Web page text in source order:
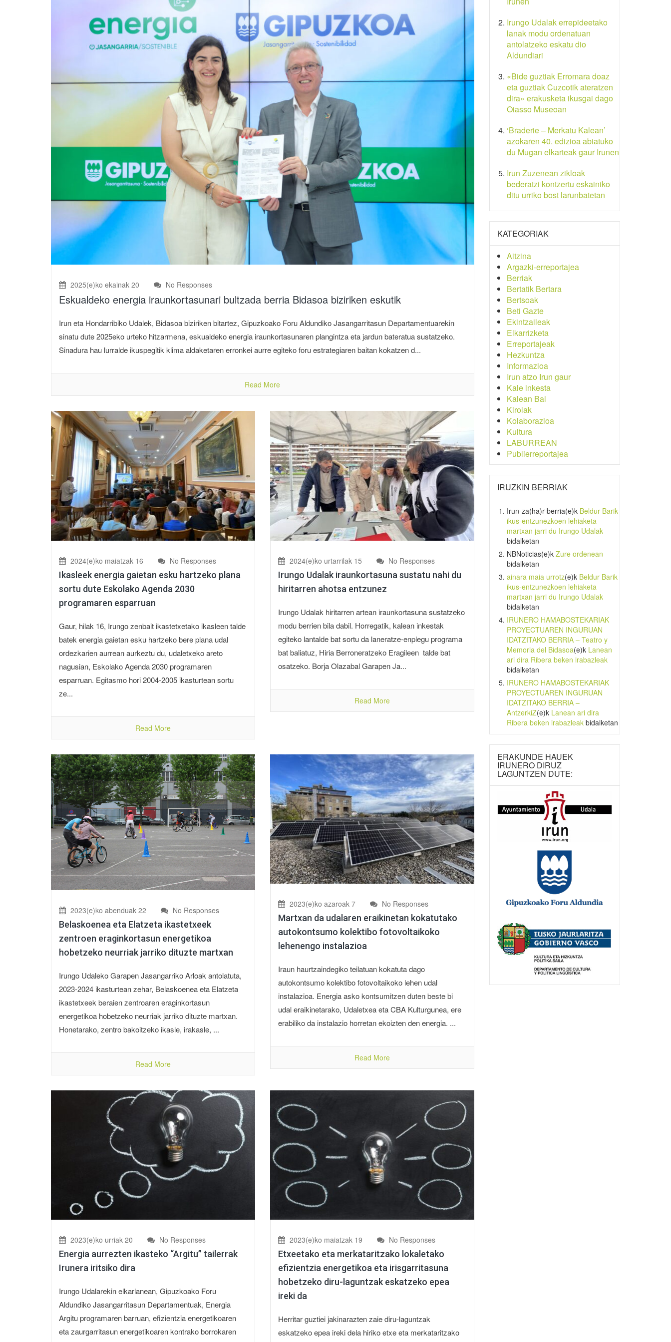
2025(e)ko ekainak 20 No Responses
Eskualdeko energia iraunkortasunari bultzada berria Bidasoa biziriken eskutik
Irun eta Hondarribiko Udalek, Bidasoa biziriken bitartez, Gipuzkoako Foru Aldundiko Jasangarritasun Departamentuarekin
sinatu dute 2025eko urteko hitzarmena, eskualdeko energia iraunkortasunaren plangintza eta jardun bateratua sustatzeko.
Sinadura hau lurralde ikuspegitik klima aldaketaren erronkei aurre egiteko foru estrategiaren baitan kokatzen d...
Read More
2024(e)ko maiatzak 16 No Responses
Ikasleek energia gaietan esku hartzeko plana
sortu dute Eskolako Agenda 2030
programaren esparruan
Gaur, hilak 16, Irungo zenbait ikastetxetako ikasleen talde
batek energia gaietan esku hartzeko bere plana udal
ordezkarien aurrean aurkeztu du, udaletxeko areto
nagusian, Eskolako Agenda 2030 programaren
esparruan. Egitasmo hori 2004-2005 ikasturtean sortu
ze...
Read More
2024(e)ko urtarrilak 15 No Responses
Irungo Udalak iraunkortasuna sustatu nahi du
hiritarren ahotsa entzunez
Irungo Udalak hiritarren artean iraunkortasuna sustatzeko
modu berrien bila dabil. Horregatik, kalean inkestak
egiteko lantalde bat sortu da laneratze-enplegu programa
bat baliatuz, Hiria Berroneratzeko Eragileen talde bat
osatzeko. Borja Olazabal Garapen Ja...
Read More
2023(e)ko abenduak 22 No Responses
Belaskoenea eta Elatzeta ikastetxeek
zentroen eraginkortasun energetikoa
hobetzeko neurriak jarriko dituzte martxan
Irungo Udaleko Garapen Jasangarriko Arloak antolatuta,
2023-2024 ikasturtean zehar, Belaskoenea eta Elatzeta
ikastetxeek beraien zentroaren eraginkortasun
energetikoa hobetzeko neurriak jarriko dituzte martxan.
Honetarako, zentro bakoitzeko ikasle, irakasle, ...
Read More
2023(e)ko azaroak 7 No Responses
Martxan da udalaren eraikinetan kokatutako
autokontsumo kolektibo fotovoltaikoko
lehenengo instalazioa
Iraun haurtzaindegiko teilatuan kokatuta dago
autokontsumo kolektibo fotovoltaikoko lehen udal
instalazioa. Energia asko kontsumitzen duten beste bi
udal eraikinetarako, Udaletxea eta CBA Kulturgunea, ere
erabiliko da instalazio horretan ekoizten den energia. ...
Read More
2023(e)ko urriak 20 No Responses
Energia aurrezten ikasteko “Argitu” tailerrak
Irunera iritsiko dira
Irungo Udalarekin elkarlanean, Gipuzkoako Foru
Aldundiko Jasangarritasun Departamentuak, Energia
Argitu programaren barruan, efizientzia energetikoaren
eta zaurgarritasun energetikoaren kontrako borrokaren
2023(e)ko maiatzak 19 No Responses
Etxeetako eta merkataritzako lokaletako
efizientzia energetikoa eta irisgarritasuna
hobetzeko diru-laguntzak eskatzeko epea
ireki da
Herritar guztiei jakinarazten zaie diru-laguntzak
eskatzeko epea ireki dela hiriko etxe eta merkataritzako
Irungo Udalak errepideetako
lanak modu ordenatuan
antolatzeko eskatu dio
Aldundiari
«Bide guztiak Erromara doaz
eta guztiak Cuzcotik ateratzen
dira» erakusketa ikusgai dago
Oiasso Museoan
‘Braderie – Merkatu Kalean’
azokaren 40. edizioa abiatuko
du Mugan elkarteak gaur Irunen
Irun Zuzenean zikloak
bederatzi kontzertu eskainiko
ditu urriko bost larunbatetan
KATEGORIAK
Aitzina
Argazki-erreportajea
Berriak
Bertatik Bertara
Bertsoak
Beti Gazte
Ekintzaileak
Elkarrizketa
Erreportajeak
Hezkuntza
Informazioa
Irun atzo Irun gaur
Kale inkesta
Kalean Bai
Kirolak
Kolaborazioa
Kultura
LABURREAN
Publierreportajea
IRUZKIN BERRIAK
Irun-za(ha)r-berria(e)k Beldur Barik
ikus-entzunezkoen lehiaketa
martxan jarri du Irungo Udalak
bidalketan
NBNoticias(e)k Zure ordenean
bidalketan
ainara maia urrotz(e)k Beldur Barik
ikus-entzunezkoen lehiaketa
martxan jarri du Irungo Udalak
bidalketan
IRUNERO HAMABOSTEKARIAK
PROYECTUAREN INGURUAN
IDATZITAKO BERRIA – Teatro y
Memoria del Bidasoa(e)k Lanean
ari dira Ribera beken irabazleak
bidalketan
IRUNERO HAMABOSTEKARIAK
PROYECTUAREN INGURUAN
IDATZITAKO BERRIA –
AntzerkiZ(e)k Lanean ari dira
Ribera beken irabazleakbidalketan
ERAKUNDE HAUEK
IRUNERO DIRUZ
LAGUNTZEN DUTE: